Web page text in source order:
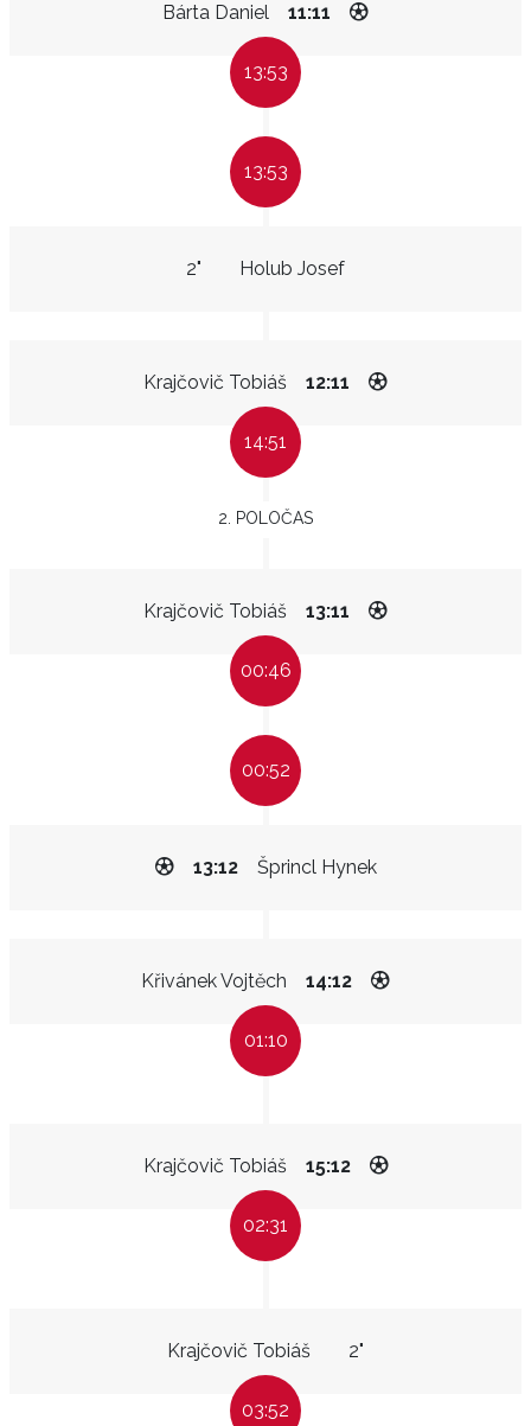
Bárta Daniel 11:11
13:53
13:53
Holub Josef
2"
Krajčovič Tobiáš 12:11
14:51
2. POLOČAS
Krajčovič Tobiáš 13:11
00:46
00:52
Šprincl Hynek
13:12
Křivánek Vojtěch 14:12
01:10
Krajčovič Tobiáš 15:12
02:31
Krajčovič Tobiáš 2"
03:52